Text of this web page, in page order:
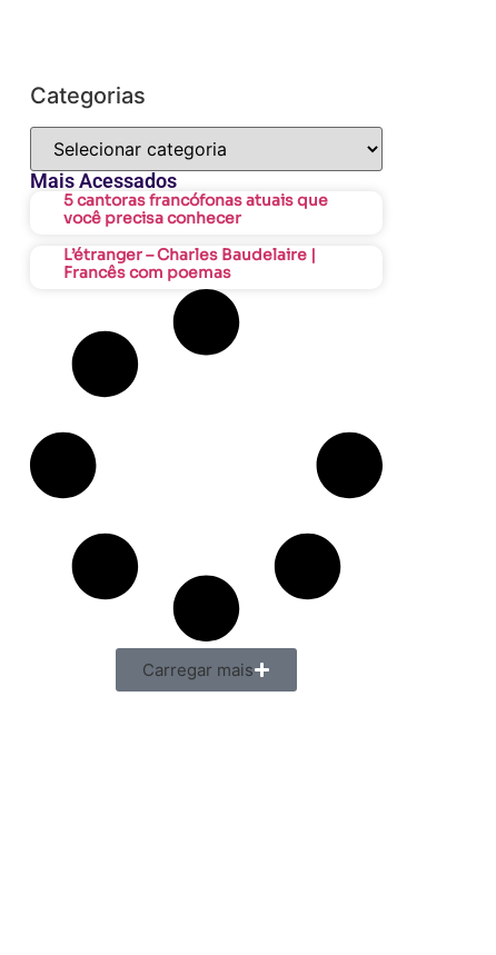
Categorias
Mais Acessados
5 cantoras francófonas atuais que
você precisa conhecer
L’étranger – Charles Baudelaire |
Francês com poemas
Carregar mais